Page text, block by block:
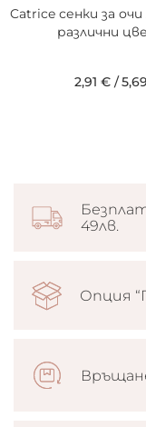
Catrice сенки за
различни
2,91 €/
49лв.
Опция